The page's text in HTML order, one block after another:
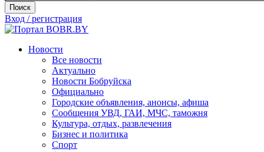
Поиск
Вход / регистрация
Новости
Все новости
Актуально
Новости Бобруйска
Официально
Городские объявления, анонсы, афиша
Сообщения УВД, ГАИ, МЧС, таможня
Культура, отдых, развлечения
Бизнес и политика
Спорт